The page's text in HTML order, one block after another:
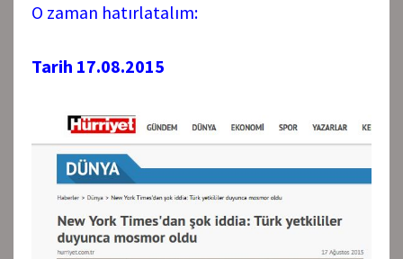
O zaman hatırlatalım:
Tarih 17.08.2015